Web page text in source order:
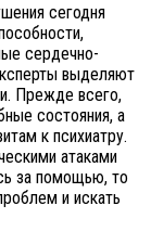
сегодня
сердечно-
выделяют
Прежде всего,
состояния, а
к психиатру.
атаками
за помощью, то
и искать